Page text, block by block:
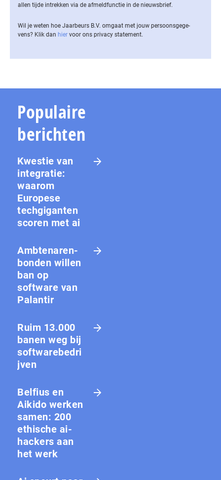
allen tijde intrekken via de af­meld­func­tie in de nieuwsbrief.
Wil je weten hoe Jaarbeurs B.V. omgaat met jouw per­soons­ge­ge­
vens? Klik dan hier voor ons privacy statement.
Populaire
berichten
Kwestie van
integratie:
waarom
Europese
techgiganten
scoren met ai
Amb­te­na­ren­
bon­den willen
ban op
software van
Palantir
Ruim 13.000
banen weg bij
softwarebedri
jven
Belfius en
Aikido werken
samen: 200
ethische ai-
hackers aan
het werk